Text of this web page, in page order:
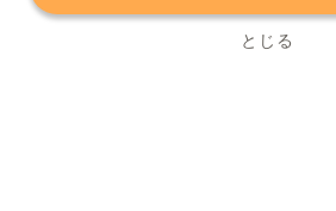
とじる
プライバシーポリシー 利用規約
サービスに関してのお問い合わせ